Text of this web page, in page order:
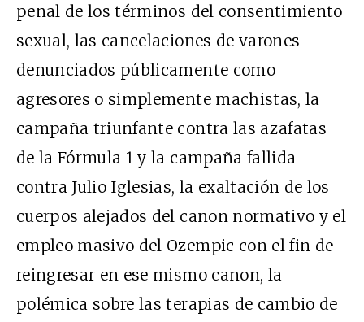
penal de los términos del consentimiento
sexual, las cancelaciones de varones
denunciados públicamente como
agresores o simplemente machistas, la
campaña triunfante contra las azafatas
de la Fórmula 1 y la campaña fallida
contra Julio Iglesias, la exaltación de los
cuerpos alejados del canon normativo y el
empleo masivo del Ozempic con el fin de
reingresar en ese mismo canon, la
polémica sobre las terapias de cambio de